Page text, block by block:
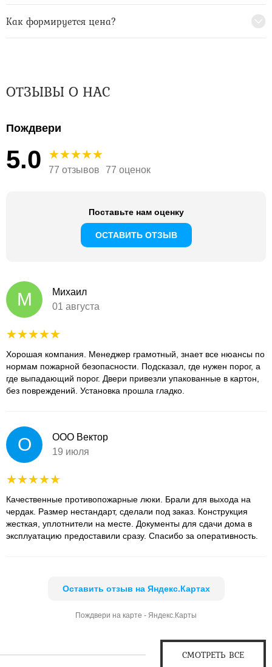
Как формируется цена?
ОТЗЫВЫ О НАС
Пождвери
5.0 77 отзывов 77 оценок
Поставьте нам оценку
ОСТАВИТЬ ОТЗЫВ
М
Михаил
01 августа
Хорошая компания. Менеджер грамотный, знает все нюансы по
нормам пожарной безопасности. Подсказал, где нужен порог, а
где выпадающий порог. Двери привезли упакованные в картон,
без повреждений. Установка прошла гладко.
О
ООО Вектор
19 июля
Качественные противопожарные люки. Брали для выхода на
чердак. Размер нестандарт, сделали под заказ. Конструкция
жесткая, уплотнители на месте. Документы для сдачи дома в
эксплуатацию предоставили сразу. Спасибо за оперативность.
Оставить отзыв на Яндекс.Картах
Пождвери на карте - Яндекс.Карты
СМОТРЕТЬ ВСЕ